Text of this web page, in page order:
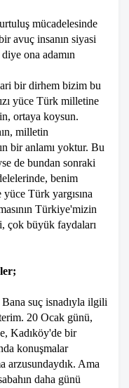
mücadelesinde
avuç insanın siyasi
ona adamın
bir dirhem bizim bu
yüce Türk milletine
ortaya koysun.
milletin
bir anlamı yoktur. Bu
de bundan sonraki
benim
Türk yargısına
Türkiye'mizin
çok büyük faydaları
suç isnadıyla ilgili
20 Ocak günü,
Kadıköy'de bir
konuşmalar
arzusundaydık. Ama
daha günü